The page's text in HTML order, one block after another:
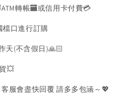
轉帳🏧或信用卡付費💳
檔口進行訂購
天(不含假日)🙏🏻
💥
服會盡快回覆 請多多包涵～💖